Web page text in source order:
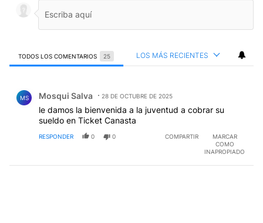
TODOS LOS COMENTARIOS 25 LOS MÁS RECIENTES
MS Mosqui Salva 28 DE OCTUBRE DE 2025
le damos la bienvenida a la juventud a cobrar su
sueldo en Ticket Canasta
RESPONDER 0 0 COMPARTIR
MARCAR
COMO
INAPROPIADO